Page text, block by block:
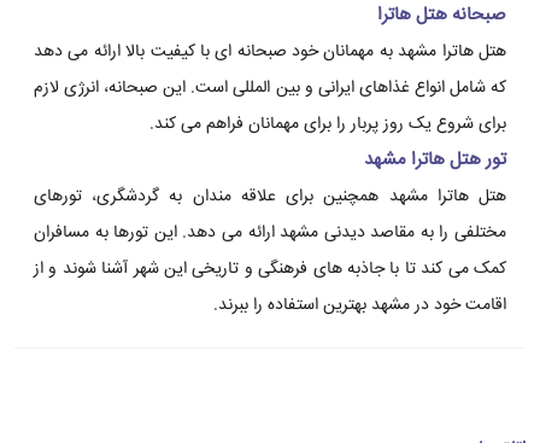
صبحانه هتل هاترا
هتل هاترا مشهد به مهمانان خود صبحانه ای با کیفیت بالا ارائه می دهد
که شامل انواع غذاهای ایرانی و بین المللی است. این صبحانه، انرژی لازم
برای شروع یک روز پربار را برای مهمانان فراهم می کند.
تور هتل هاترا مشهد
هتل هاترا مشهد همچنین برای علاقه مندان به گردشگری، تورهای
مختلفی را به مقاصد دیدنی مشهد ارائه می دهد. این تورها به مسافران
کمک می کند تا با جاذبه های فرهنگی و تاریخی این شهر آشنا شوند و از
اقامت خود در مشهد بهترین استفاده را ببرند.